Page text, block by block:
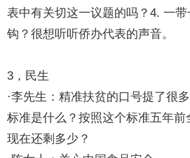
表中有关切这一议题的吗？4. 一
钩？很想听听侨办代表的声音。
3，民生
·李先生：精准扶贫的口号提了很
标准是什么？按照这个标准五年前
现在还剩多少？